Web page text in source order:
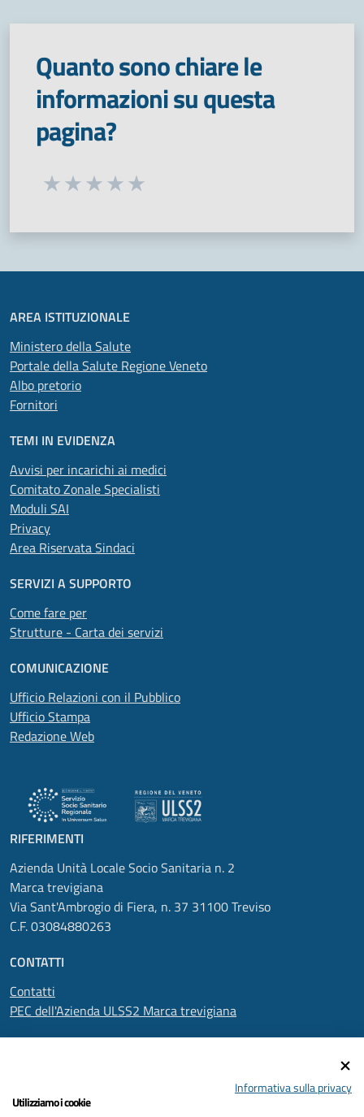
Quanto sono chiare le
informazioni su questa
pagina?
Seleziona una valutazione da 1 a 5 stelle
AREA ISTITUZIONALE
Ministero della Salute
Portale della Salute Regione Veneto
Albo pretorio
Fornitori
TEMI IN EVIDENZA
Avvisi per incarichi ai medici
Comitato Zonale Specialisti
Moduli SAI
Privacy
Area Riservata Sindaci
SERVIZI A SUPPORTO
Come fare per
Strutture - Carta dei servizi
COMUNICAZIONE
Ufficio Relazioni con il Pubblico
Ufficio Stampa
Redazione Web
RIFERIMENTI
Azienda Unità Locale Socio Sanitaria n. 2
Marca trevigiana
Via Sant'Ambrogio di Fiera, n. 37 31100 Treviso
C.F. 03084880263
CONTATTI
Contatti
PEC dell'Azienda ULSS2 Marca trevigiana
Informativa sulla privacy
Utilizziamo i cookie